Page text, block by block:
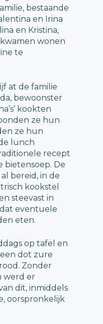
bestaande
en Irina
en Kristina,
wonen
te
at de familie
bewoonster
kookten
ze hun
ze hun
lunch
recept
bietensoep. De
bereid, in de
kookstel
steevast in
eventuele
eten.
op tafel en
dot zure
Zonder
werd er
dit, inmiddels
oorspronkelijk